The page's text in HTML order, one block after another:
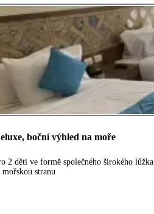
boční výhled na moře
2 děti ve formě společného širokého lůžka
stranu